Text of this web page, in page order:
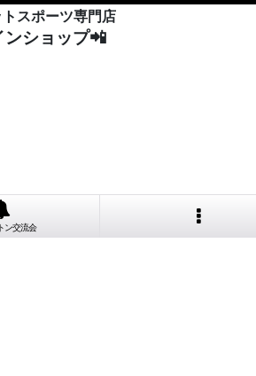
スポーツ専門店
ショップ📲
ン交流会